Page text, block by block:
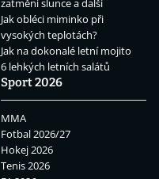
Jak obléci miminko při
vysokých teplotách?
Jak na dokonalé letní mojito
6 lehkých letních salátů
Sport 2026
MMA
Fotbal 2026/27
Hokej 2026
Tenis 2026